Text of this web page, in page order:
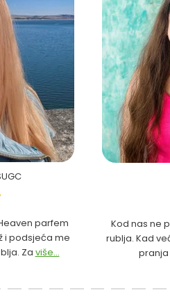
parfem
i podsjeća me
Za više...
Kod nas ne
rublja. Kad